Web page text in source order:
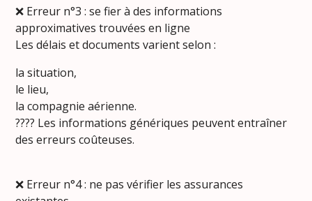
❌ Erreur n°3 : se fier à des informations
approximatives trouvées en ligne
Les délais et documents varient selon :
la situation,
le lieu,
la compagnie aérienne.
???? Les informations génériques peuvent entraîner
des erreurs coûteuses.
❌ Erreur n°4 : ne pas vérifier les assurances